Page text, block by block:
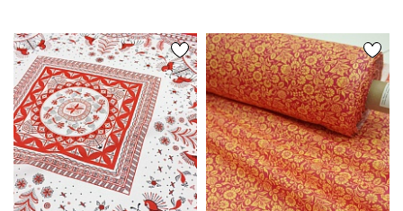
Подписаться
Ознакомлен(а) с
Политикой обработки персональных
данныхи даюСогласие на обработку персональных
данных